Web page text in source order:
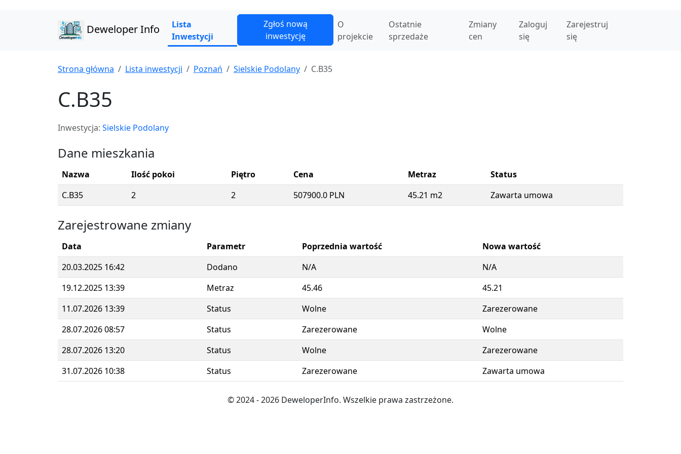
Deweloper Info
Lista
Inwestycji
Zgłoś nową
inwestycję
O
projekcie
Ostatnie
sprzedaże
Zmiany
cen
Zaloguj
się
Zarejestruj
się
Strona główna Lista inwestycji Poznań Sielskie Podolany C.B35
C.B35
Inwestycja: Sielskie Podolany
Dane mieszkania
Nazwa Ilość pokoi Piętro Cena Metraz
Status
C.B35
2 2 507900.0 PLN 45.21 m2 Zawarta umowa
Zarejestrowane zmiany
Data Parametr Poprzednia wartość
Nowa wartość
20.03.2025 16:42
Dodano N/A
N/A
19.12.2025 13:39
Metraz 45.46
45.21
11.07.2026 13:39
Status Wolne
Zarezerowane
28.07.2026 08:57
Status Zarezerowane
Wolne
28.07.2026 13:20
Status Wolne
Zarezerowane
31.07.2026 10:38
Status Zarezerowane Zawarta umowa
© 2024- 2026 DeweloperInfo. Wszelkie prawa zastrzeżone.